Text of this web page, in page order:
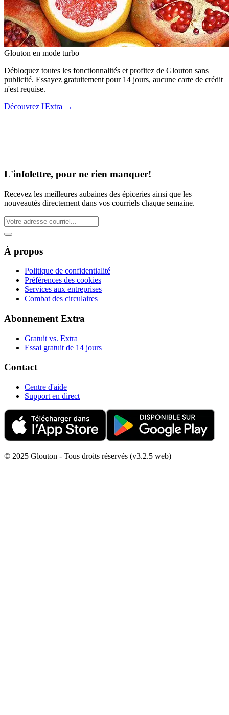
Glouton en mode turbo
Débloquez toutes les fonctionnalités et profitez de Glouton sans
publicité. Essayez gratuitement pour 14 jours, aucune carte de crédit
n'est requise.
Découvrez l'Extra →
L'infolettre, pour ne rien manquer!
Recevez les meilleures aubaines des épiceries ainsi que les
nouveautés directement dans vos courriels chaque semaine.
À propos
Politique de confidentialité
Préférences des cookies
Services aux entreprises
Combat des circulaires
Abonnement Extra
Gratuit vs. Extra
Essai gratuit de 14 jours
Contact
Centre d'aide
Support en direct
© 2025 Glouton - Tous droits réservés (v3.2.5 web)